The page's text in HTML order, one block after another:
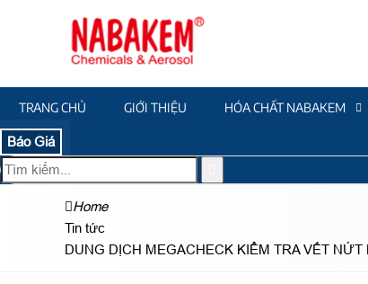
TRANG CHỦ GIỚI THIỆU HÓA CHẤT NABAKEM
Báo Giá
Home
Tin tức
DUNG DỊCH MEGACHECK KIỂM TRA VẾT NỨT